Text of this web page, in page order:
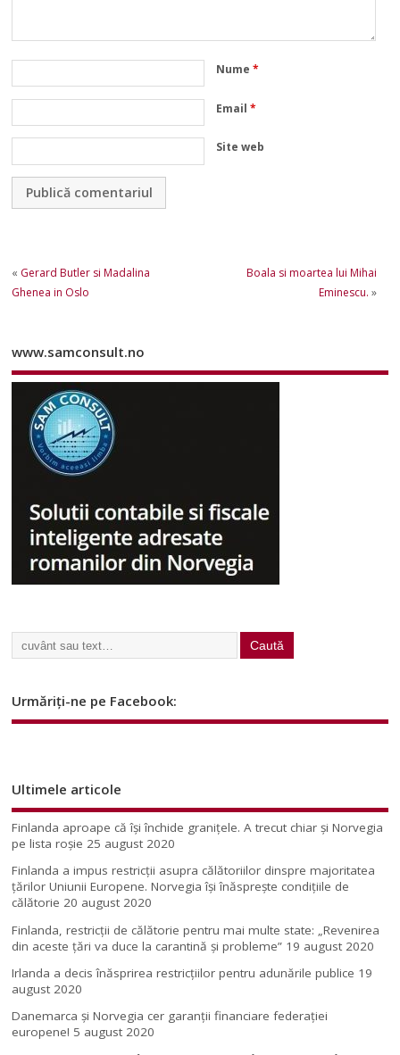
Nume*
Email*
Site web
« Gerard Butler si Madalina
Ghenea in Oslo
Boala si moartea lui Mihai
Eminescu. »
www.samconsult.no
Urmăriți-ne pe Facebook:
Ultimele articole
Finlanda aproape că își închide granițele. A trecut chiar și Norvegia
pe lista roșie 25 august 2020
Finlanda a impus restricţii asupra călătoriilor dinspre majoritatea
ţărilor Uniunii Europene. Norvegia își înăsprește condițiile de
călătorie 20 august 2020
Finlanda, restricţii de călătorie pentru mai multe state: „Revenirea
din aceste ţări va duce la carantină şi probleme” 19 august 2020
Irlanda a decis înăsprirea restricțiilor pentru adunările publice 19
august 2020
Danemarca și Norvegia cer garanții financiare federației
europene! 5 august 2020